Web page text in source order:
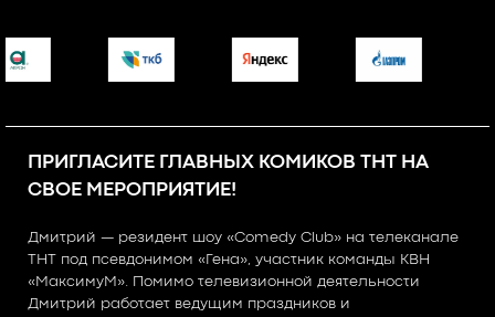
ПРИГЛАСИТЕ ГЛАВНЫХ КОМИКОВ ТНТ НА
СВОЕ МЕРОПРИЯТИЕ!
Дмитрий — резидент шоу «Comedy Club» на телеканале
ТНТ под псевдонимом «Гена», участник команды КВН
«МаксимуМ». Помимо телевизионной деятельности
Дмитрий работает ведущим праздников и